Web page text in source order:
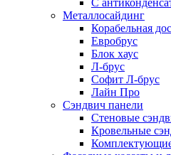
С
Металлосайдинг
Корабельная
Евробрус
Блок хаус
Л-брус
Софит Л-брус
Лайн Про
Сэндвич панели
Стеновые
Кровельные